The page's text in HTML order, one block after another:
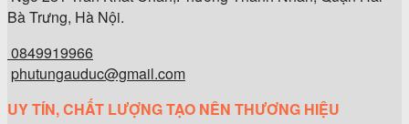
Bà Trưng, Hà Nội.
0849919966
phutungauduc@gmail.com
UY TÍN, CHẤT LƯỢNG TẠO NÊN THƯƠNG HIỆU